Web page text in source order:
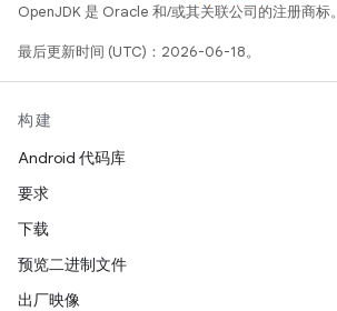
OpenJDK 是 Oracle 和/或其关联公司的注册商标。
最后更新时间 (UTC)：2026-06-18。
构建
Android 代码库
要求
下载
预览二进制文件
出厂映像